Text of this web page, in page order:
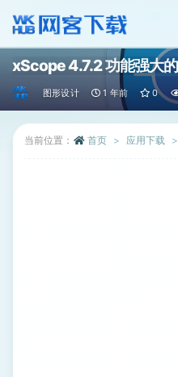
xScope 4.7.2 功能强大
图形设计 1 年前 0
当前位置： 首页 应用下载
全部